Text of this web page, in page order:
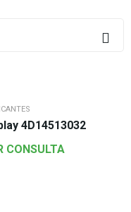
4D14513032
CONSULTA